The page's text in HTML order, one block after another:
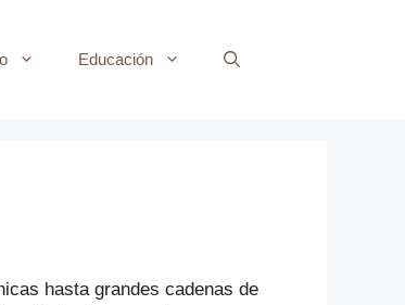
Educación
hasta grandes cadenas de